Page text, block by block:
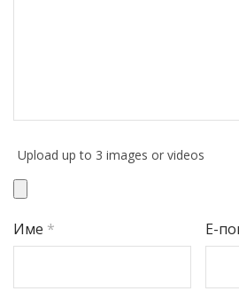
Upload up to 3 images or videos
Име * Е-